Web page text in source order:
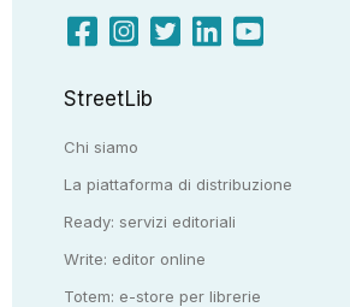
StreetLib
Chi siamo
La piattaforma di distribuzione
Ready: servizi editoriali
Write: editor online
Totem: e-store per librerie